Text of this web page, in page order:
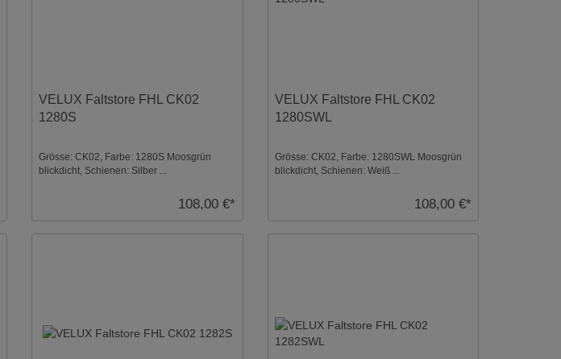
VELUX Faltstore FHL CK02
1280S
Grösse: CK02, Farbe: 1280S Moosgrün
blickdicht, Schienen: Silber ...
108,00 €*
VELUX Faltstore FHL CK02
1280SWL
Grösse: CK02, Farbe: 1280SWL Moosgrün
blickdicht, Schienen: Weiß ...
108,00 €*